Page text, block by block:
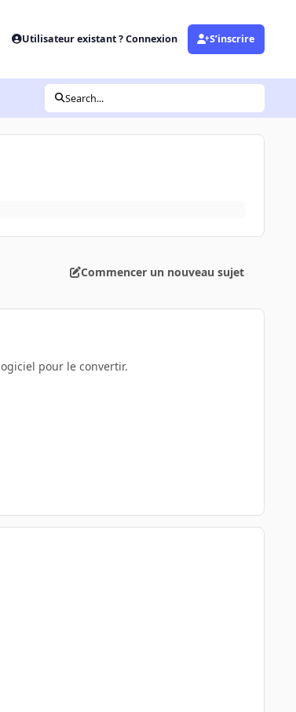
Utilisateur existant ? Connexion S’inscrire
Search...
Commencer un nouveau sujet
pour le convertir.